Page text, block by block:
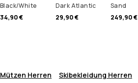
Black/White
34,90 €
Dark Atlantic
29,90 €
Sand
249,90 €
Mützen Herren Skibekleidung Herren